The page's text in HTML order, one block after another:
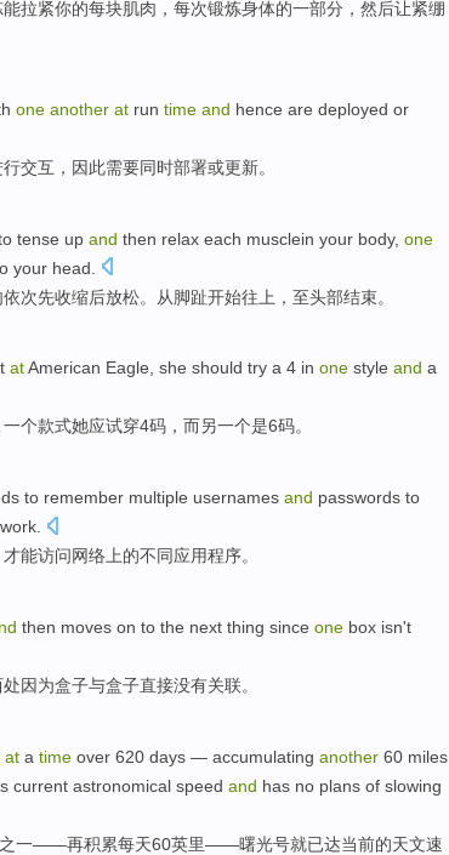
能拉紧你的每块肌肉 ， 每次锻炼身体的一部分 ， 然后让紧绷
one another at run time and hence are deployed or
行交互 ， 因此需要同时部署或更新。
tense up and then relax each musclein your body, one
your head
次先收缩后放松。 从脚趾开始往上 ，至头部结束。
atAmerican Eagle, she should try a 4 in one style and a
一个款式她应试穿4码 ， 而另一个是6码。
to remember multiple usernames and passwords to
才能访问网络 上的不同应用程序。
then moves on to the next thing since one box isn't
处因为盒子与盒子直接没有关联。
at a time over 620 days — accumulating another 60 miles
current astronomical speed and has no plans of slowing
之一——再积累每天60英里——曙光号就已达当前的天文速